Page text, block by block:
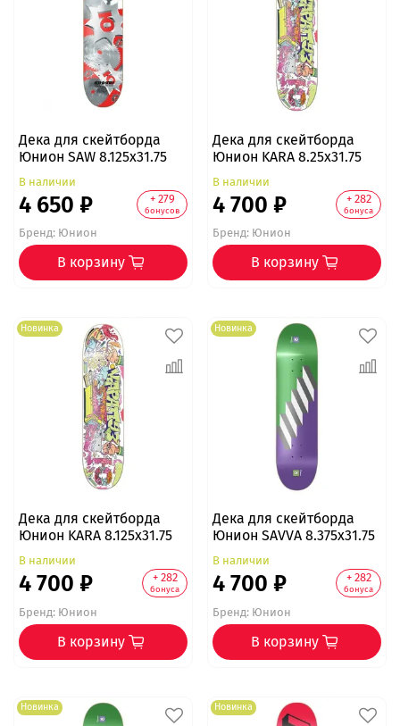
Дека для скейтборда
Юнион SAW 8.125x31.75
В наличии
4 650 ₽ + 279
бонусов
Бренд:Юнион
В корзину
Дека для скейтборда
Юнион KARA 8.25х31.75
В наличии
4 700 ₽ + 282
бонуса
Бренд:Юнион
В корзину
Новинка
Дека для скейтборда
Юнион KARA 8.125x31.75
В наличии
4 700 ₽ + 282
бонуса
Бренд:Юнион
В корзину
Новинка
Дека для скейтборда
Юнион SAVVA 8.375x31.75
В наличии
4 700 ₽ + 282
бонуса
Бренд:Юнион
В корзину
Новинка Новинка